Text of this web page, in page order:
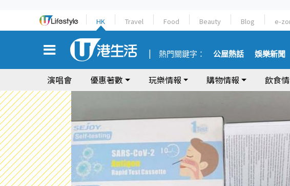
HK Travel Food Beauty Blog e-
熱門關鍵字： 公屋熱話 娛樂新聞
演唱會 優惠著數 玩樂情報 購物情報 飲食